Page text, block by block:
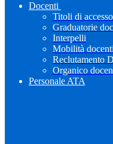
Docenti
Titoli di accesso
Graduatorie
Interpelli
Mobilità docenti
Reclutamento
Organico
Personale ATA